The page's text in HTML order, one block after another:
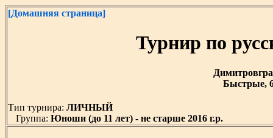
[Домашняя страница]
Турнир по
Быстрые,
Тип турнира: ЛИЧНЫЙ
Группа: Юноши (до 11 лет) - не старше 2016 г.р.